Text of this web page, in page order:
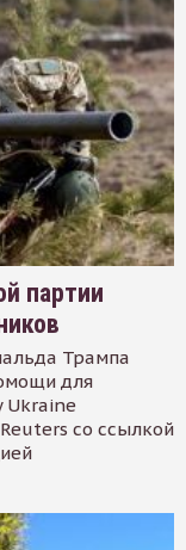
партии
Трампа
для
Ukraine
со ссылкой